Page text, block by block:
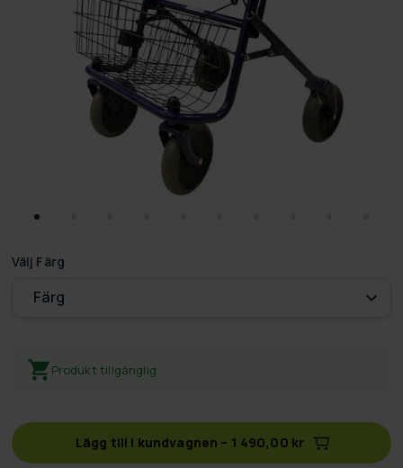
Välj Färg
Färg
Produkt tillgänglig
Lägg till i kundvagnen – 1 490,00 kr